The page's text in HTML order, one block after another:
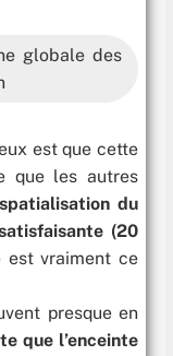
globale des
est que cette
que les autres
du
(20
est vraiment ce
presque en
que l’enceinte